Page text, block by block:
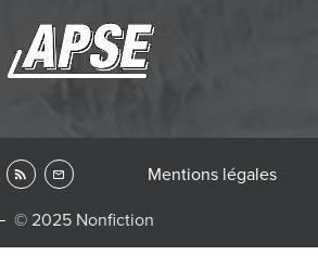
© 2025 Nonfiction
Mentions légales